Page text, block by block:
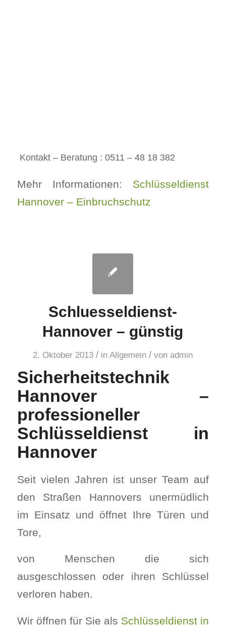
Kontakt – Beratung : 0511 – 48 18 382
Mehr Informationen: Schlüsseldienst
Hannover – Einbruchschutz
Schluesseldienst-
Hannover – günstig
2. Oktober 2013 / inAllgemein / vonadmin
Sicherheitstechnik
Hannover –
professioneller
Schlüsseldienst in
Hannover
Seit vielen Jahren ist unser Team auf
den Straßen Hannovers unermüdlich
im Einsatz und öffnet Ihre Türen und
Tore,
von Menschen die sich
ausgeschlossen oder ihren Schlüssel
verloren haben.
Wir öffnen für Sie als Schlüsseldienst in